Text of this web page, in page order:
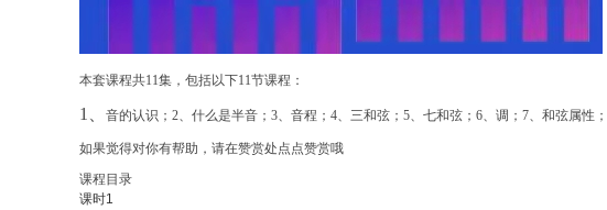
本套课程共11集，包括以下11节课程：
1、 音的认识； 2、什么是半音； 3、音程； 4、三和弦； 5、七和弦； 6、调； 7、和弦属性；
如果觉得对你有帮助，请在赞赏处点点赞赏哦
课程目录
课时1